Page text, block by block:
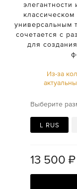
универсальным
сочетается с
для
Из-за
Выберите
L RUS
13 500 ₽